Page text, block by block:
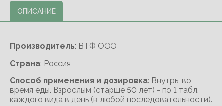
ОПИСАНИЕ
Производитель: ВТФ ООО
Cтрана: Россия
Способ применения и дозировка: Внутрь, во
время еды. Взрослым (старше 50 лет) - по 1 табл.
каждого вида в день (в любой последовательности).